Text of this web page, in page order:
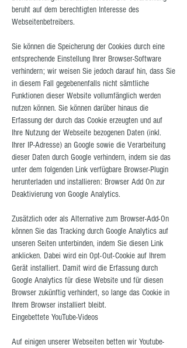
beruht auf dem berechtigten Interesse des
Webseitenbetreibers.
Sie können die Speicherung der Cookies durch eine
entsprechende Einstellung Ihrer Browser-Software
verhindern; wir weisen Sie jedoch darauf hin, dass Sie
in diesem Fall gegebenenfalls nicht sämtliche
Funktionen dieser Website vollumfänglich werden
nutzen können. Sie können darüber hinaus die
Erfassung der durch das Cookie erzeugten und auf
Ihre Nutzung der Webseite bezogenen Daten (inkl.
Ihrer IP-Adresse) an Google sowie die Verarbeitung
dieser Daten durch Google verhindern, indem sie das
unter dem folgenden Link verfügbare Browser-Plugin
herunterladen und installieren: Browser Add On zur
Deaktivierung von Google Analytics.
Zusätzlich oder als Alternative zum Browser-Add-On
können Sie das Tracking durch Google Analytics auf
unseren Seiten unterbinden, indem Sie diesen Link
anklicken. Dabei wird ein Opt-Out-Cookie auf Ihrem
Gerät installiert. Damit wird die Erfassung durch
Google Analytics für diese Website und für diesen
Browser zukünftig verhindert, so lange das Cookie in
Ihrem Browser installiert bleibt.
Eingebettete YouTube-Videos
Auf einigen unserer Webseiten betten wir Youtube-